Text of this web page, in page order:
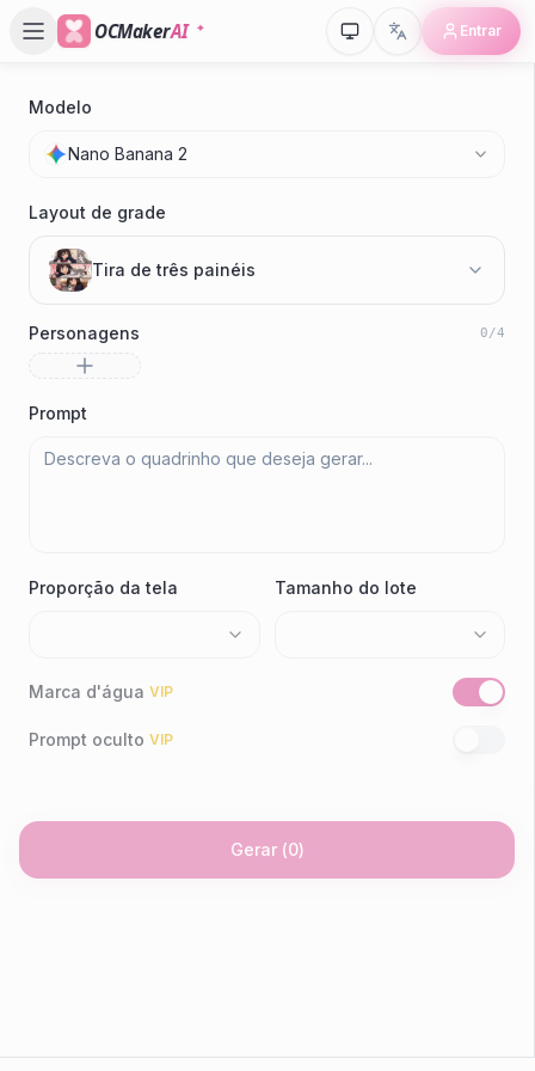
OCMakerAI Entrar
Modelo
Nano Banana 2
Layout de grade
Tira de três painéis
Personagens 0/4
Prompt
Proporção da tela Tamanho do lote
Marca d'água VIP
Prompt oculto VIP
Gerar (0)